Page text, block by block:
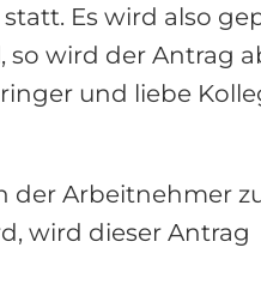
Es wird also
so wird der Antrag
und liebe
der Arbeitnehmer
wird dieser Antrag